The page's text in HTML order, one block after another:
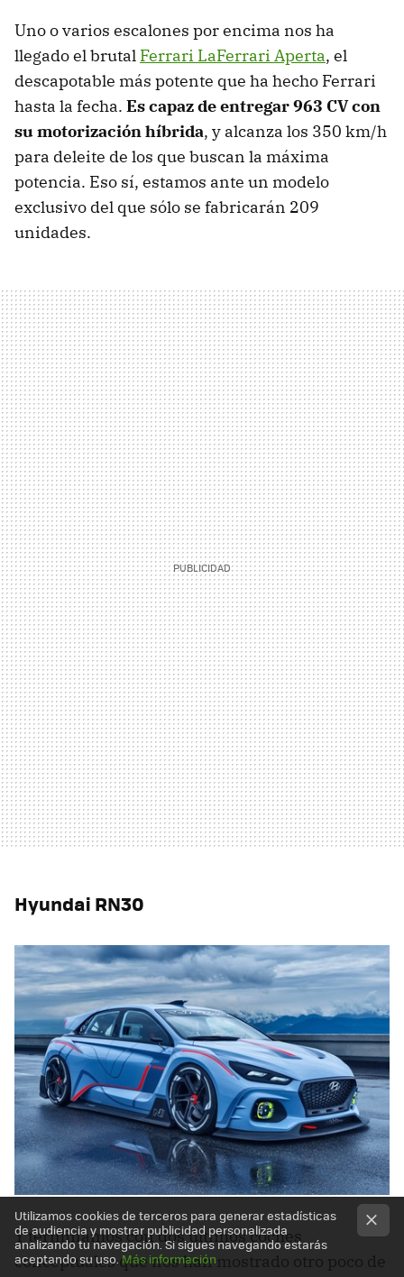
Uno o varios escalones por encima nos ha
llegado el brutal Ferrari LaFerrari Aperta, el
descapotable más potente que ha hecho Ferrari
hasta la fecha. Es capaz de entregar 963 CV con
su motorización híbrida, y alcanza los 350 km/h
para deleite de los que buscan la máxima
potencia. Eso sí, estamos ante un modelo
exclusivo del que sólo se fabricarán 209
unidades.
Hyundai RN30
Y terminamos con dos últimos coches
conceptuales que nos han mostrado otro poco de
Utilizamos cookies de terceros para generar estadísticas
de audiencia y mostrar publicidad personalizada
analizando tu navegación. Si sigues navegando estarás
aceptando su uso.Más información